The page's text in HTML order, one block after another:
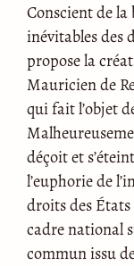
Conscient de
inévitables des
propose la
Mauricien de
qui fait l’objet
déçoit et
l’euphorie de
droits des
cadre national
commun issu